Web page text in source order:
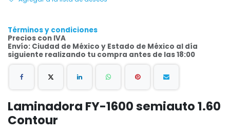
Términos y condiciones
Precios con IVA
Envío: Ciudad de México y Estado de México al día
siguiente realizando tu compra antes de las 18:00
Laminadora FY-1600 semiauto 1.60
Contour